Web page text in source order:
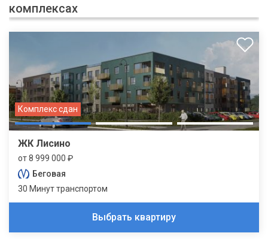
комплексах
Комплекс сдан
ЖК Лисино
от 8 999 000 ₽
Беговая
30 Минут транспортом
Выбрать квартиру